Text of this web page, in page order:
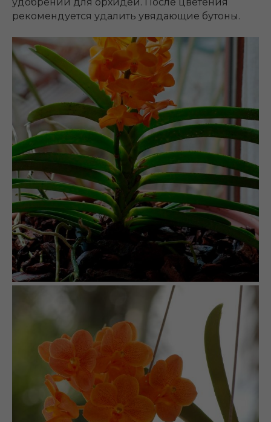
рекомендуется удалить увядающие бутоны.